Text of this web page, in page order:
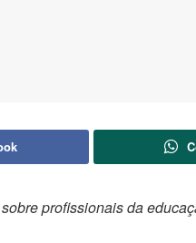
profissionais da